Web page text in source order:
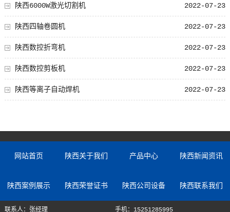
2022-07-23
陕西6000W激光切割机
2022-07-23
陕西四轴卷圆机
2022-07-23
陕西数控折弯机
2022-07-23
陕西数控剪板机
2022-07-23
陕西等离子自动焊机
网站首页 陕西关于我们 产品中心 陕西新闻资讯
陕西案例展示 陕西荣誉证书 陕西公司设备 陕西联系我们
联系人：张经理 手机：15251285995